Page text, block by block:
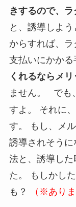
きするので、ラ
と、誘導しよ
からすれば、ラ
支払いにかかる
くれるならメリ
ません。 でも
すよ。 それに
す。 もし、メ
誘導されそう
法と、誘導し
た。 もしかし
も？
（※あり